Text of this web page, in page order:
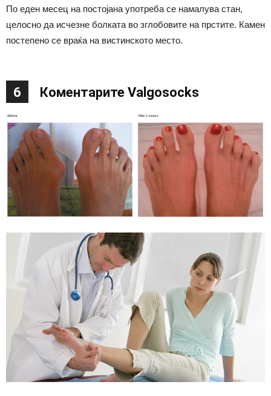
По еден месец на постојана употреба се намалува стан,
целосно да исчезне болката во зглобовите на прстите. Камен
постепено се враќа на вистинското место.
6 Коментарите Valgosocks